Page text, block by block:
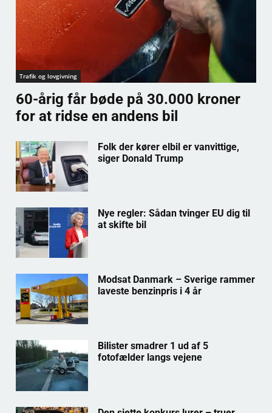
Trafik og lovgivning
60-årig får bøde på 30.000 kroner
for at ridse en andens bil
Folk der kører elbil er vanvittige,
siger Donald Trump
Nye regler: Sådan tvinger EU dig til
at skifte bil
Modsat Danmark – Sverige rammer
laveste benzinpris i 4 år
Bilister smadrer 1 ud af 5
fotofælder langs vejene